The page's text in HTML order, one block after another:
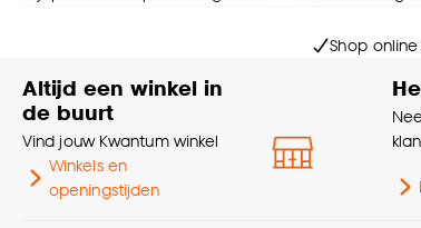
Goed om te
Shop
Altijd een winkel in
de buurt
Vind jouw Kwantum winkel
Winkels en
openingstijden